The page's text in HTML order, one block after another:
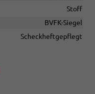
Stoff
BVFK-Siegel
Scheckheftgepflegt